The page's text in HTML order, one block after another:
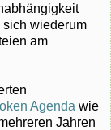
sich wiederum
am
Agenda wie
Jahren